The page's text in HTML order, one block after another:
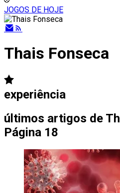
JOGOS DE HOJE
Thais Fonseca
experiência
últimos artigos de
Página 18